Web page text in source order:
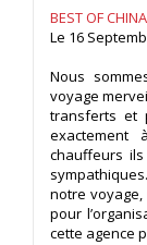
BEST OF
Le 16
Nous
voyage
transferts et
chauffeurs
notre voyage,
pour
cette agence